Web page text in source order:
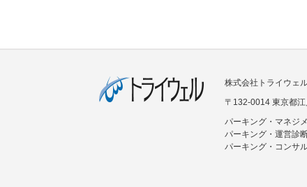
株式会社トライウェ
〒132-0014 東京都
パーキング・マネジ
パーキング・運営診
パーキング・コンサ